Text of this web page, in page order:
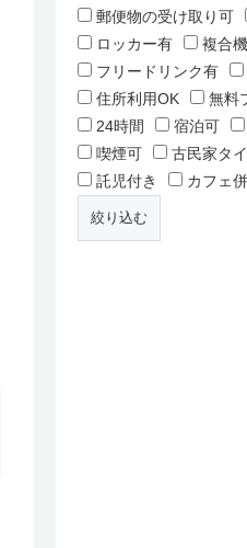
郵便物の受け取り可
ロッカー有
複合
フリードリンク有
住所利用OK
無料
24時間
宿泊可
喫煙可
古民家タ
託児付き
カフェ